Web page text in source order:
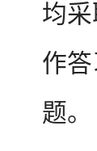
均
作
题。